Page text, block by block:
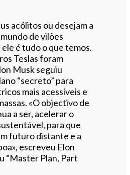
acólitos ou desejam a
de vilões
é tudo o que temos.
Teslas foram
Musk seguiu
“secreto” para
mais acessíveis e
«O objectivo de
a ser, acelerar o
para que
futuro distante e a
escreveu Elon
“Master Plan, Part